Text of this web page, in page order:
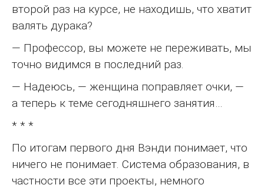
второй раз на курсе, не находишь, что хватит
валять дурака?
— Профессор, вы можете не переживать, мы
точно видимся в последний раз.
— Надеюсь, — женщина поправляет очки, —
а теперь к теме сегодняшнего занятия…
* * *
По итогам первого дня Вэнди понимает, что
ничего не понимает. Система образования, в
частности все эти проекты, немного